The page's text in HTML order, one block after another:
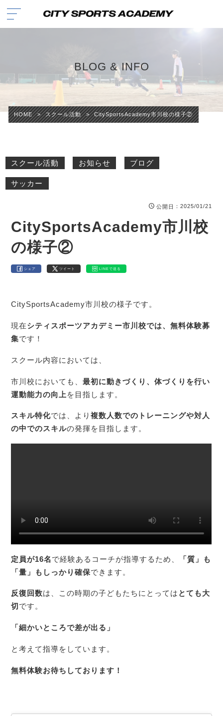
BLOG & INFO
HOME > スクール活動 > CitySportsAcademy市川校の様子②
スクール活動 お知らせ ブログ
サッカー
公開日 ：2025/01/21
CitySportsAcademy市川校
の様子②
シェア ツイート LINEで送る
CitySportsAcademy市川校の様子です。
現在シティスポーツアカデミー市川校では、無料体験募
集です！
スクール内容においては、
市川校においても、最初に動きづくり、体づくりを行い
運動能力の向上 を目指します。
スキル特化では、より複数人数でのトレーニングや対人
の中でのスキルの発揮を目指します。
定員が16名で経験あるコーチが指導するため、
「質」も
「量」もしっかり確保できます。
反復回数は、この時期の子どもたちにとっては とても大
切です。
「細かいところで差が出る」
と考えて指導をしています。
無料体験お待ちしております！